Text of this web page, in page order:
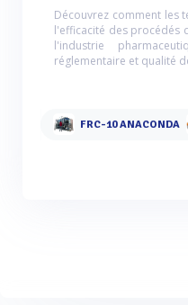
Découvrez comment les
l'efficacité des procédés
l'industrie
réglementaire et qualité
FRC-10 ANACONDA